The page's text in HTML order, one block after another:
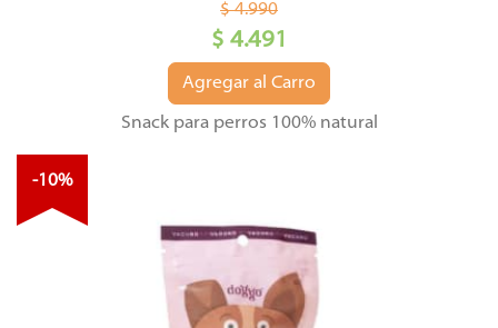
$ 4.990
$ 4.491
Agregar al Carro
Snack para perros 100% natural
-10%